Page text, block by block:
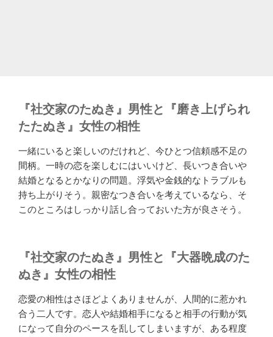
『社交家のたぬき』男性と『磨き上げられ
たたぬき』女性の相性
一緒にいると楽しいのだけれど、今ひとつ信頼感不足の
間柄。一時の恋を楽しむにはいいけど、長いつき合いや
結婚となるとかなりの問題。浮気や金銭的なトラブルも
持ち上がりそう。親密なつき合いを考えているなら、そ
このところはしっかり話し合っておいた方が良さそう。
『社交家のたぬき』男性と『大器晩成のた
ぬき』女性の相性
恋愛の相性はさほどよくありませんが、人間的に惹かれ
合う二人です。恋人や結婚相手になると相手の行動が気
になって自分のペースを乱してしまいますが、ある程度